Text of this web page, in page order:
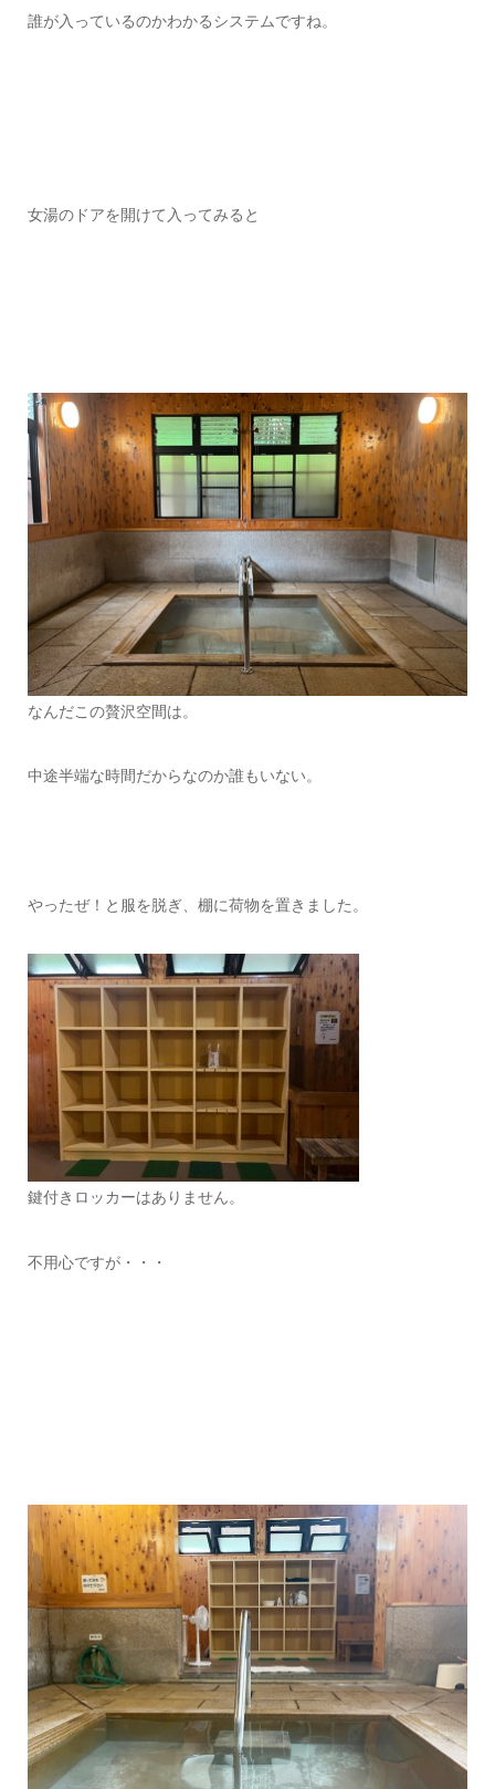
誰が入っているのかわかるシステムですね。
女湯のドアを開けて入ってみると
なんだこの贅沢空間は。
中途半端な時間だからなのか誰もいない。
やったぜ！と服を脱ぎ、棚に荷物を置きました。
鍵付きロッカーはありません。
不用心ですが・・・